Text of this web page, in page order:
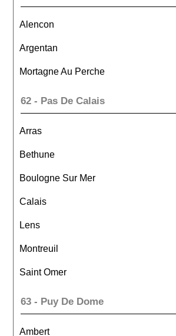
Alencon
Argentan
Mortagne Au Perche
62 - Pas De Calais
Arras
Bethune
Boulogne Sur Mer
Calais
Lens
Montreuil
Saint Omer
63 - Puy De Dome
Ambert